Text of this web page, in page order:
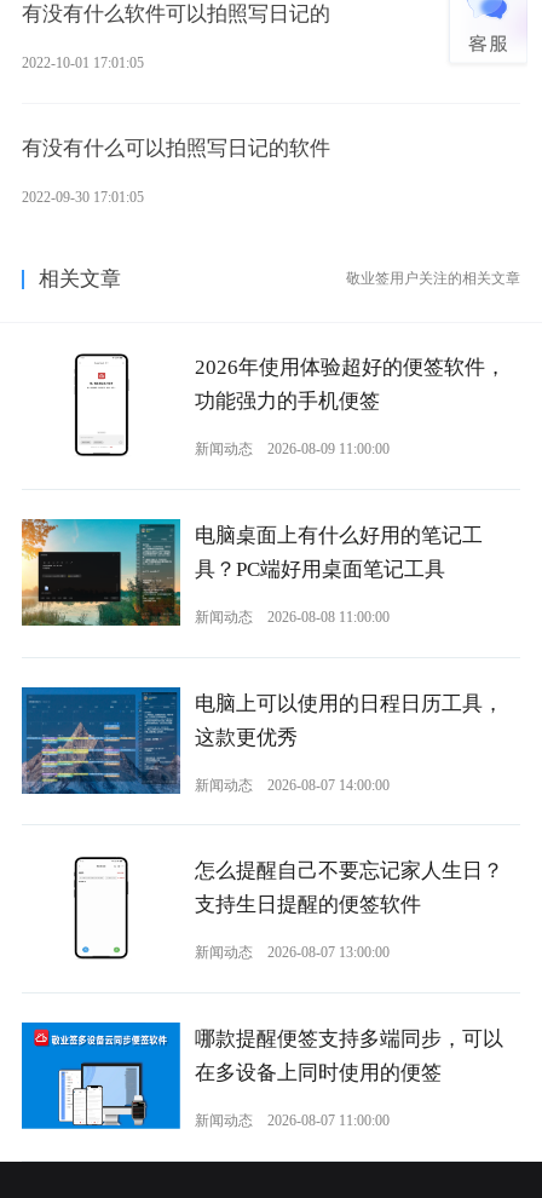
有没有什么软件可以拍照写日记的
2022-10-01 17:01:05
有没有什么可以拍照写日记的软件
2022-09-30 17:01:05
相关文章 敬业签用户关注的相关文章
2026年使用体验超好的便签软件，
功能强力的手机便签
新闻动态 2026-08-09 11:00:00
电脑桌面上有什么好用的笔记工
具？PC端好用桌面笔记工具
新闻动态 2026-08-08 11:00:00
电脑上可以使用的日程日历工具，
这款更优秀
新闻动态 2026-08-07 14:00:00
怎么提醒自己不要忘记家人生日？
支持生日提醒的便签软件
新闻动态 2026-08-07 13:00:00
哪款提醒便签支持多端同步，可以
在多设备上同时使用的便签
新闻动态 2026-08-07 11:00:00